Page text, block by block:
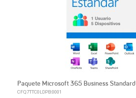
Paquete Microsoft 365 Business Standard
CFQ7TTC0LDPB:0001